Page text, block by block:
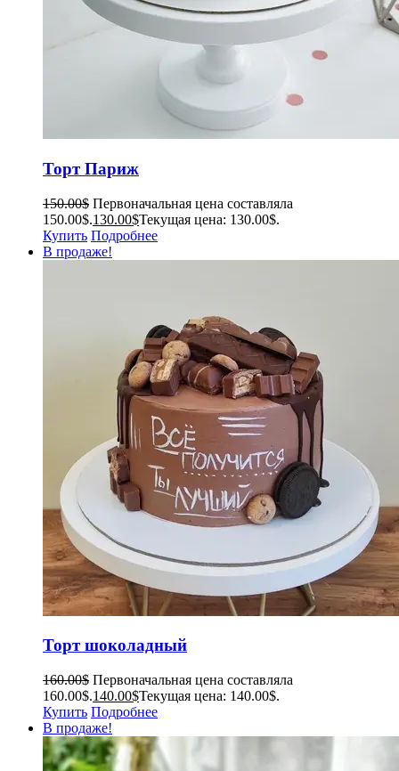
Торт Париж
150.00$ Первоначальная цена составляла
150.00$.130.00$Текущая цена: 130.00$.
Купить Подробнее
В продаже!
Торт шоколадный
160.00$ Первоначальная цена составляла
160.00$.140.00$Текущая цена: 140.00$.
Купить Подробнее
В продаже!